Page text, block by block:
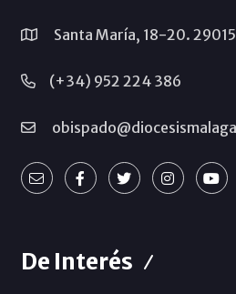
Santa María, 18-20.
(+34) 952 224 386
De Interés